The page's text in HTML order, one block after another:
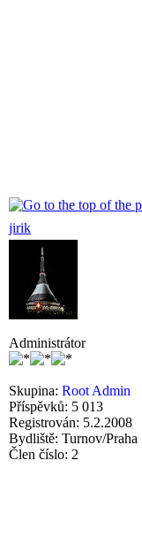
jirik
Administrátor
Skupina: Root Admin
Příspěvků: 5 013
Registrován: 5.2.2008
Bydliště: Turnov/Praha
Člen číslo: 2